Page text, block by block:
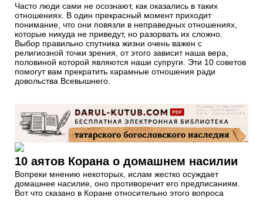
Часто люди сами не осознают, как оказались в таких
отношениях. В один прекрасный момент приходит
понимание, что они повязли в неправедных отношениях,
которые никуда не приведут, но разорвать их сложно.
Выбор правильно спутника жизни очень важен с
религиозной точки зрения, от этого зависит наша вера,
половиной которой являются наши супруги. Эти 10 советов
помогут вам прекратить харамные отношения ради
довольства Всевышнего.
10 аятов Корана о домашнем насилии
Вопреки мнению некоторых, ислам жестко осуждает
домашнее насилие, оно противоречит его предписаниям.
Вот что сказано в Коране относительно этого вопроса